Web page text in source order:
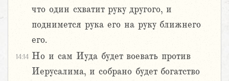
что один схватит руку другого, и
поднимется рука его на руку ближнего
его.
14:14 Но и сам Иуда будет воевать против
Иерусалима, и собрано будет богатство